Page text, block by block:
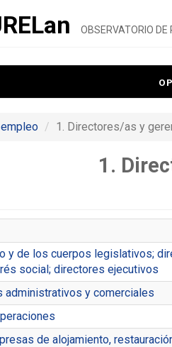
Lan OBSERVATORIO DE
1. Directores/as y
1.
y de los cuerpos legislativos;
social; directores ejecutivos
administrativos y comerciales
de alojamiento,